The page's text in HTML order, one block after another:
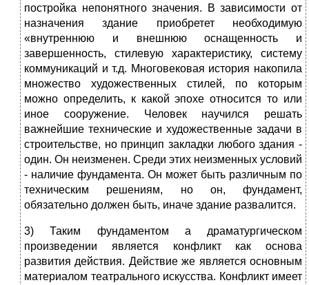
постройка непонятного значения. В зависимости от
назначения здание приобретет необходимую
«внутреннюю и внешнюю оснащенность и
завершенность, стилевую характеристику, систему
коммуникаций и т.д. Многовековая история накопила
множество художественных стилей, по которым
можно определить, к какой эпохе относится то или
иное сооружение. Человек научился решать
важнейшие технические и художественные задачи в
строительстве, но принцип закладки любого здания -
один. Он неизменен. Среди этих неизменных условий
- наличие фундамента. Он может быть различным по
техническим решениям, но он, фундамент,
обязательно должен быть, иначе здание развалится.
3)Таким фундаментом а драматургическом
произведении является конфликт как основа
развития действия. Действие же является основным
материалом театрального искусства. Конфликт имеет